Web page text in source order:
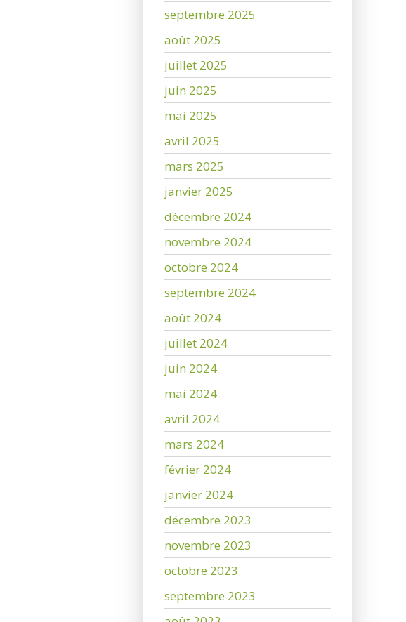
septembre 2025
août 2025
juillet 2025
juin 2025
mai 2025
avril 2025
mars 2025
janvier 2025
décembre 2024
novembre 2024
octobre 2024
septembre 2024
août 2024
juillet 2024
juin 2024
mai 2024
avril 2024
mars 2024
février 2024
janvier 2024
décembre 2023
novembre 2023
octobre 2023
septembre 2023